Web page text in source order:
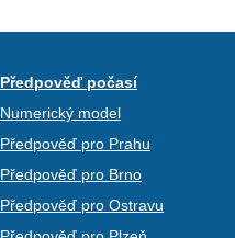
Předpověď počasí
Numerický model
Předpověď pro Prahu
Předpověď pro Brno
Předpověď pro Ostravu